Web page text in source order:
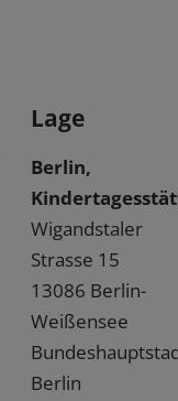
Lage
Berlin,
Wigandstaler
Strasse 15
13086 Berlin-
Weißensee
Berlin